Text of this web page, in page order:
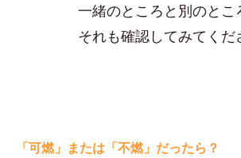
一緒のところと別のとこ
それも確認してみてくだ
「可燃」または「不燃」だったら？